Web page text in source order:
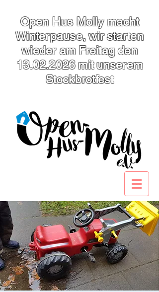
Open Hus Molly macht
Winterpause, wir starten
wieder am Freitag den
13.02.2026mit unserem
Stockbrotfest